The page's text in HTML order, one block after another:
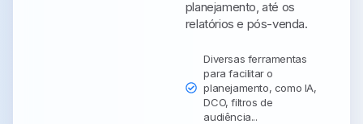
planejamento, até os
relatórios e pós-venda.
Diversas ferramentas
para facilitar o
planejamento, como IA,
DCO, filtros de
audiência...